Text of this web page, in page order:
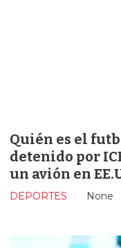
Quién es el
detenido por
un avión en
None
DEPORTES